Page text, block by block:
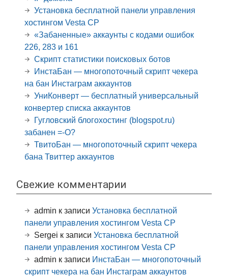
Установка бесплатной панели управления
хостингом Vesta CP
«Забаненные» аккаунты с кодами ошибок
226, 283 и 161
Скрипт статистики поисковых ботов
ИнстаБан — многопоточный скрипт чекера
на бан Инстаграм аккаунтов
УниКонверт — бесплатный универсальный
конвертер списка аккаунтов
Гугловский блогохостинг (blogspot.ru)
забанен =-O?
ТвитоБан — многопоточный скрипт чекера
бана Твиттер аккаунтов
Свежие комментарии
admin к записи Установка бесплатной
панели управления хостингом Vesta CP
Sergei к записи Установка бесплатной
панели управления хостингом Vesta CP
admin к записи ИнстаБан — многопоточный
скрипт чекера на бан Инстаграм аккаунтов